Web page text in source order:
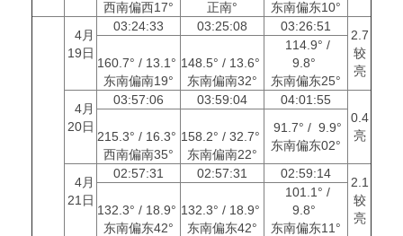
西南偏西17° 正南° 东南偏东10°
4月
19日
03:24:33 03:25:08 03:26:51
2.7
较
亮
160.7° / 13.1°
东南偏南19°
148.5° / 13.6°
东南偏南32°
114.9° /
9.8°
东南偏东25°
4月
20日
03:57:06 03:59:04
04:01:55
0.4
亮
215.3° / 16.3°
西南偏南35°
158.2° / 32.7°
东南偏南22°
91.7° / 9.9°
东南偏东02°
4月
21日
02:57:31 02:57:31 02:59:14
2.1
较
亮
132.3° / 18.9°
东南偏东42°
132.3° / 18.9°
东南偏东42°
101.1° /
9.8°
东南偏东11°